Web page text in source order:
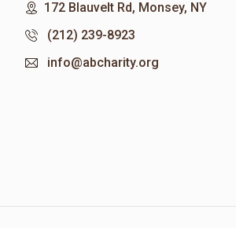
172 Blauvelt Rd, Monsey, NY
(212) 239-8923
info@abcharity.org